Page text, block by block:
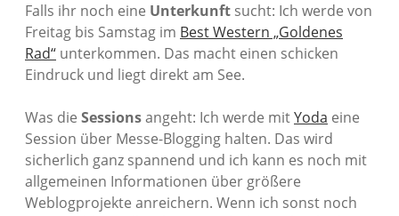
Falls ihr noch eine Unterkunft sucht: Ich werde von
Freitag bis Samstag im Best Western „Goldenes
Rad“ unterkommen. Das macht einen schicken
Eindruck und liegt direkt am See.
Was die Sessionsangeht: Ich werde mitYoda eine
Session über Messe-Blogging halten. Das wird
sicherlich ganz spannend und ich kann es noch mit
allgemeinen Informationen über größere
Weblogprojekte anreichern. Wenn ich sonst noch